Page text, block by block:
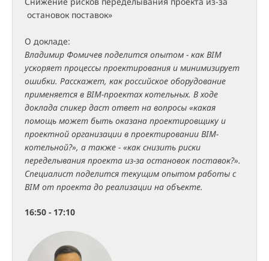
остановок поставок»
О докладе:
Владимир Фомичев поделится опытом - как BIM
ускоряет процессы проектирования и минимизирует
ошибки. Расскажет, как российское оборудование
применяется в BIM-проектах котельных. В ходе
доклада спикер даст ответ на вопросы «какая
помощь может быть оказана проектировщику и
проектной организации в проектировании BIM-
котельной?», а также - «как снизить риски
переделывания проекта из-за остановок поставок?».
Специалист поделится текущим опытом работы с
BIM от проекта до реализации на объекте.
16:50 - 17:10